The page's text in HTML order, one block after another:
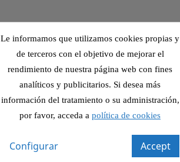
Le informamos que utilizamos cookies propias y
de terceros con el objetivo de mejorar el
rendimiento de nuestra página web con fines
analíticos y publicitarios. Si desea más
información del tratamiento o su administración,
por favor, acceda a política de cookies
Accept
Configurar